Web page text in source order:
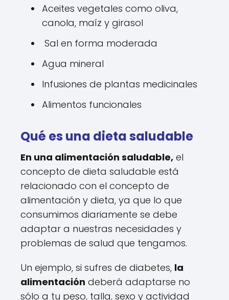
Aceites vegetales como oliva,
canola, maíz y girasol
Sal en forma moderada
Agua mineral
Infusiones de plantas medicinales
Alimentos funcionales
Qué es una dieta saludable
En una alimentación saludable, el
concepto de dieta saludable está
relacionado con el concepto de
alimentación y dieta, ya que lo que
consumimos diariamente se debe
adaptar a nuestras necesidades y
problemas de salud que tengamos.
Un ejemplo, si sufres de diabetes, la
alimentación deberá adaptarse no
sólo a tu peso, talla, sexo y actividad